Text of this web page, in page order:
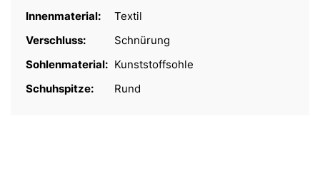
Innenmaterial:
Textil
Verschluss:
Schnürung
Sohlenmaterial: Kunststoffsohle
Schuhspitze:
Rund